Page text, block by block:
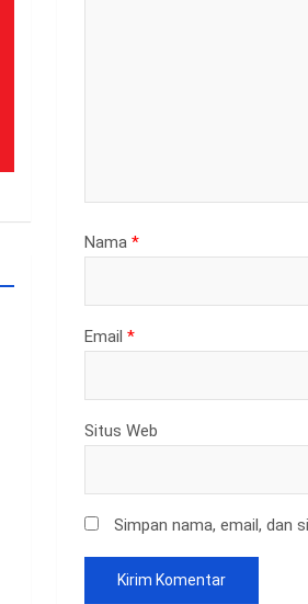
Nama *
Email *
Situs Web
Simpan nama, email, dan